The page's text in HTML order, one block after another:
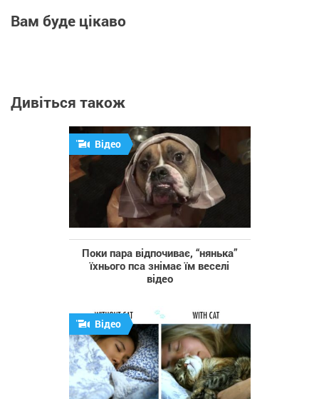
Вам буде цікаво
Дивіться також
Відео
Поки пара відпочиває, “нянька”
їхнього пса знімає їм веселі
відео
Відео